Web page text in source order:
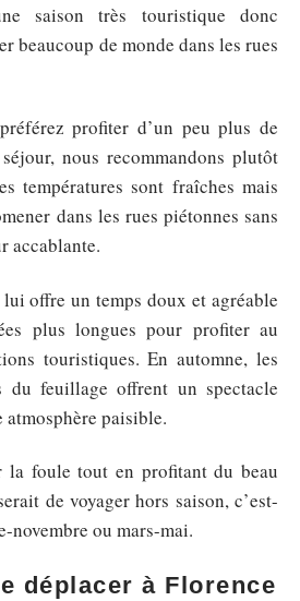
saison très touristique donc
beaucoup de monde dans les rues
profiter d’un peu plus de
nous recommandons plutôt
températures sont fraîches mais
dans les rues piétonnes sans
accablante.
offre un temps doux et agréable
plus longues pour profiter au
touristiques. En automne, les
du feuillage offrent un spectacle
atmosphère paisible.
la foule tout en profitant du beau
de voyager hors saison, c’est-
novembre ou mars-mai.
déplacer à Florence